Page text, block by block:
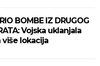
BOMBE IZ DRUGOG
Vojska uklanjala
više lokacija